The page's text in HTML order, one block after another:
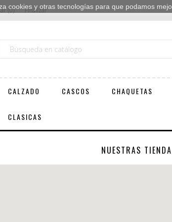
0 Finalizar
CALZADO CASCOS CHAQUETAS
CLASICAS
NUESTRAS
cookies y otras tecnologías para que podamos